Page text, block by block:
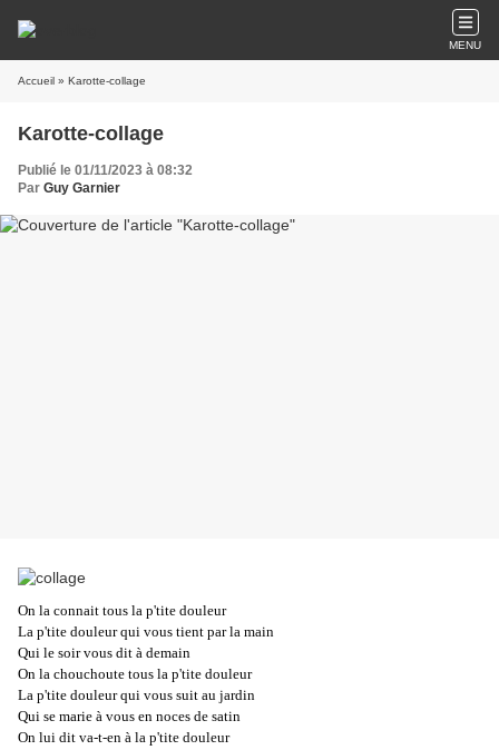
MENU
Accueil » Karotte-collage
Karotte-collage
Publié le 01/11/2023 à 08:32
Par Guy Garnier
On la connait tous la p'tite douleur
La p'tite douleur qui vous tient par la main
Qui le soir vous dit à demain
On la chouchoute tous la p'tite douleur
La p'tite douleur qui vous suit au jardin
Qui se marie à vous en noces de satin
On lui dit va-t-en à la p'tite douleur